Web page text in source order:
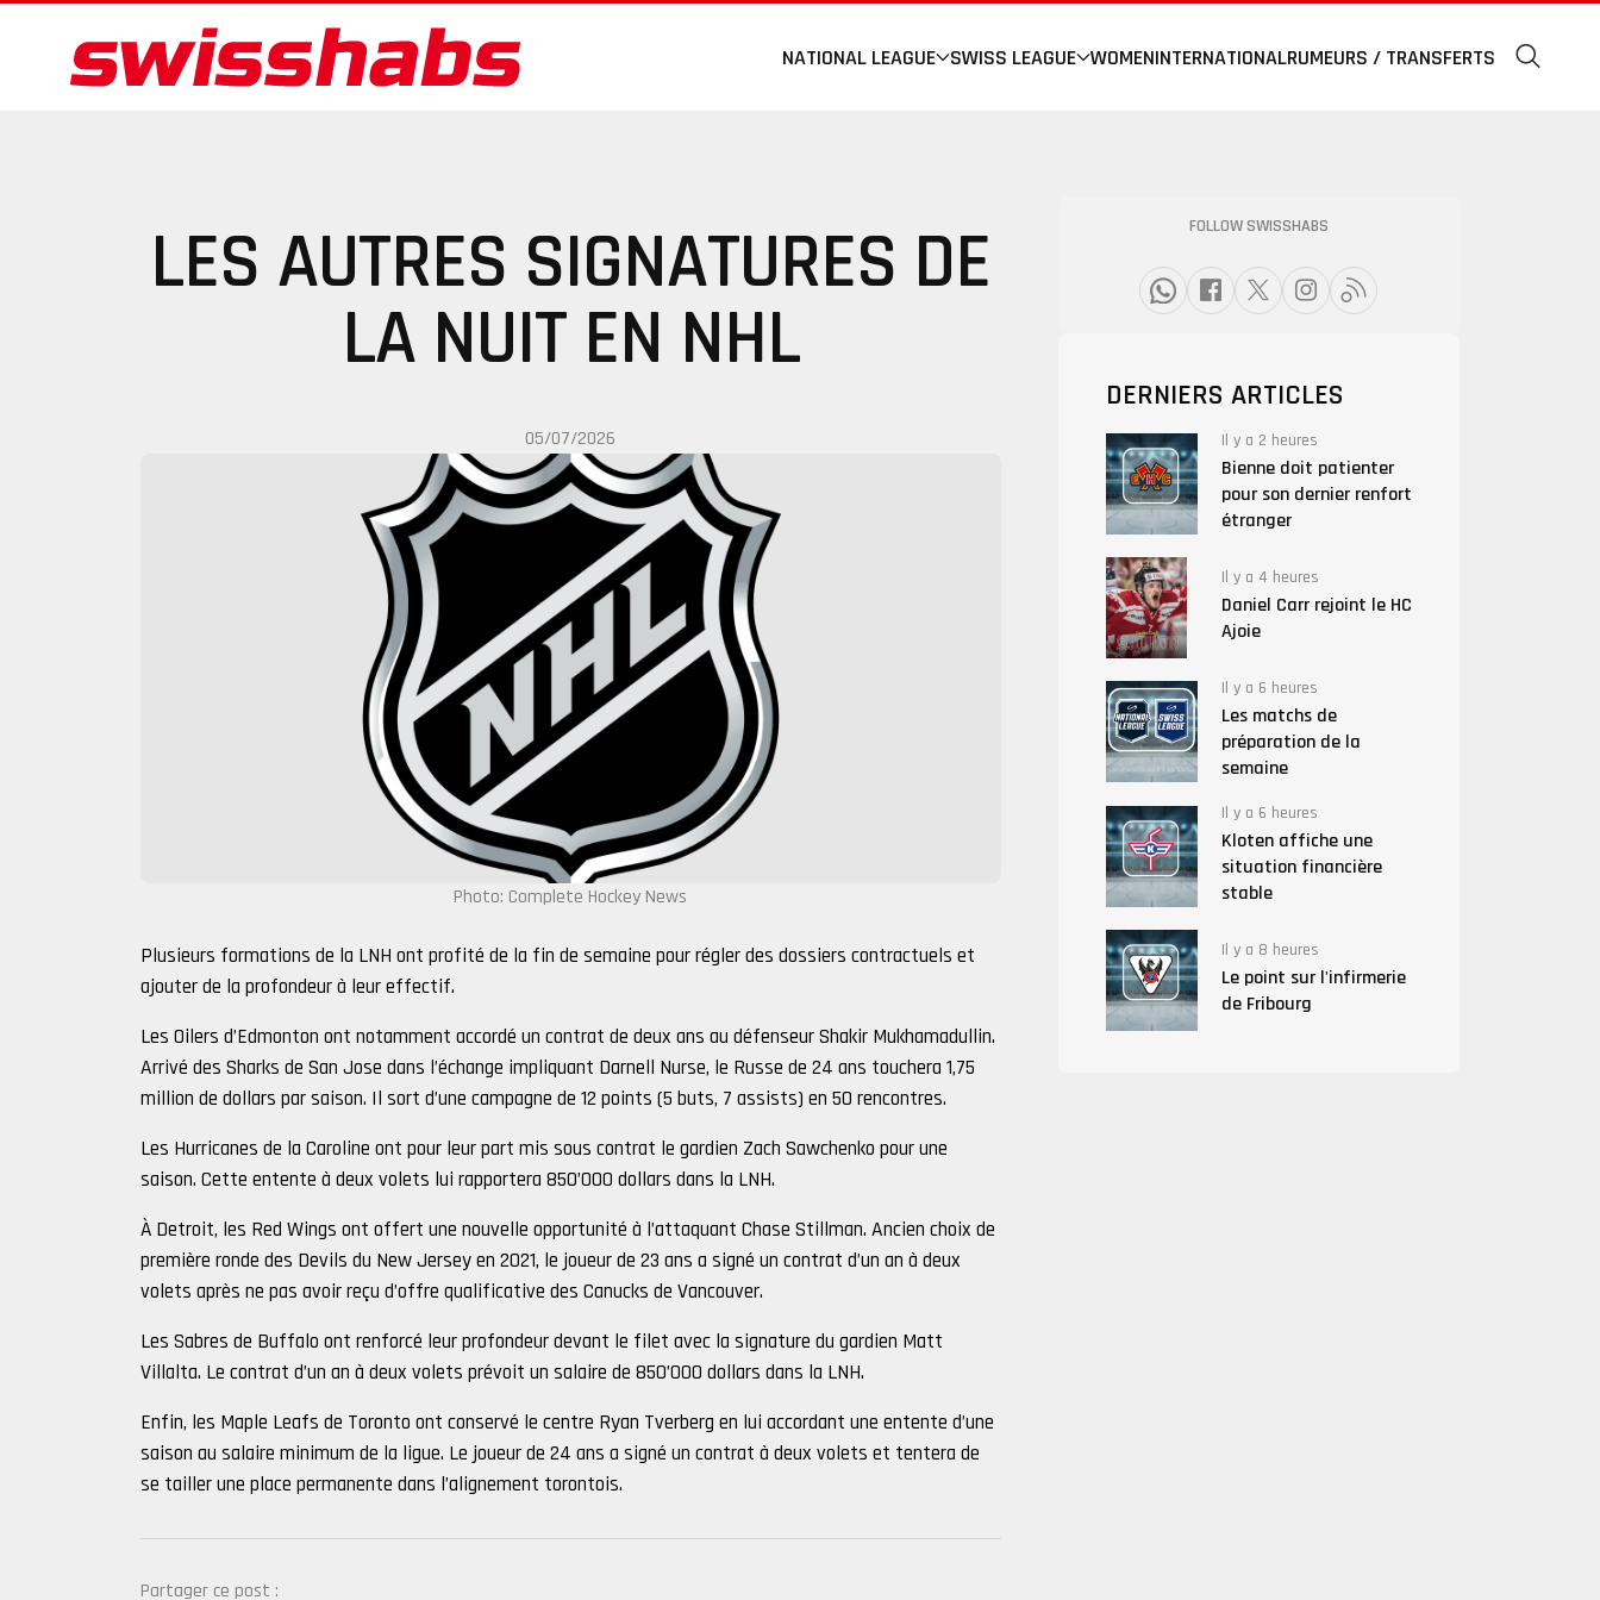
NATIONAL LEAGUE SWISS LEAGUE WOMENINTERNATIONALRUMEURS / TRANSFERTS
LES AUTRES SIGNATURES DE
LA NUIT EN NHL
05/07/2026
Photo: Complete Hockey News
Plusieurs formations de la LNH ont profité de la fin de semaine pour régler des dossiers contractuels et
ajouter de la profondeur à leur effectif.
Les Oilers d’Edmonton ont notamment accordé un contrat de deux ans au défenseur Shakir Mukhamadullin.
Arrivé des Sharks de San Jose dans l’échange impliquant Darnell Nurse, le Russe de 24 ans touchera 1,75
million de dollars par saison. Il sort d’une campagne de 12 points (5 buts, 7 assists) en 50 rencontres.
Les Hurricanes de la Caroline ont pour leur part mis sous contrat le gardien Zach Sawchenko pour une
saison. Cette entente à deux volets lui rapportera 850’000 dollars dans la LNH.
À Detroit, les Red Wings ont offert une nouvelle opportunité à l’attaquant Chase Stillman. Ancien choix de
première ronde des Devils du New Jersey en 2021, le joueur de 23 ans a signé un contrat d’un an à deux
volets après ne pas avoir reçu d’offre qualificative des Canucks de Vancouver.
Les Sabres de Buffalo ont renforcé leur profondeur devant le filet avec la signature du gardien Matt
Villalta. Le contrat d’un an à deux volets prévoit un salaire de 850’000 dollars dans la LNH.
Enfin, les Maple Leafs de Toronto ont conservé le centre Ryan Tverberg en lui accordant une entente d’une
saison au salaire minimum de la ligue. Le joueur de 24 ans a signé un contrat à deux volets et tentera de
se tailler une place permanente dans l’alignement torontois.
Partager ce post :
FOLLOW SWISSHABS
DERNIERS ARTICLES
Il y a 2 heures
Bienne doit patienter
pour son dernier renfort
étranger
Il y a 4 heures
Daniel Carr rejoint le HC
Ajoie
Il y a 6 heures
Les matchs de
préparation de la
semaine
Il y a 6 heures
Kloten affiche une
situation financière
stable
Il y a 8 heures
Le point sur l'infirmerie
de Fribourg